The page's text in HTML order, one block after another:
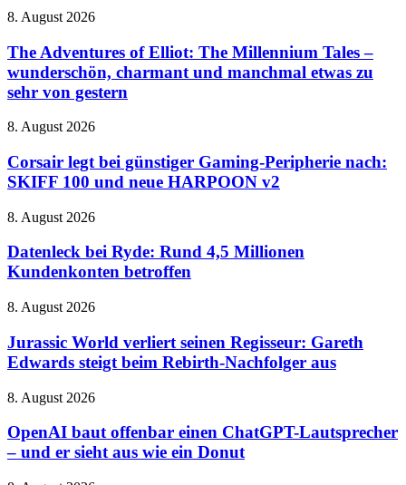
den
mit
Schrottkarren
The
of
Elliot:
The
Millennium
–
charmant
und
etwas
sehr
von
gestern
8. August 2026
The Adventures of Elliot: The Millennium Tales –
wunderschön, charmant und manchmal etwas zu
sehr von gestern
Corsair
bei
günstiger
Gaming-
nach:
100
und
HARPOON
8. August 2026
Corsair legt bei günstiger Gaming-Peripherie nach:
SKIFF 100 und neue HARPOON v2
Datenleck
Ryde:
Rund
4,5
Kundenkonten
8. August 2026
Datenleck bei Ryde: Rund 4,5 Millionen
Kundenkonten betroffen
Jurassic
verliert
seinen
Regisseur:
Edwards
beim
Rebirth-
8. August 2026
Jurassic World verliert seinen Regisseur: Gareth
Edwards steigt beim Rebirth-Nachfolger aus
OpenAI
offenbar
einen
ChatGPT-
8. August 2026
OpenAI baut offenbar einen ChatGPT-Lautsprecher
– und er sieht aus wie ein Donut